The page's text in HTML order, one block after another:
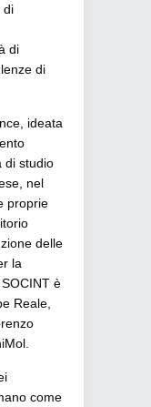
di
di
di
ideata
di studio
nel
proprie
delle
la
è
Reale,
come